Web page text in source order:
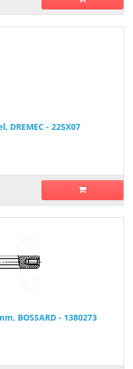
DREMEC - 225X07
BOSSARD - 1380273